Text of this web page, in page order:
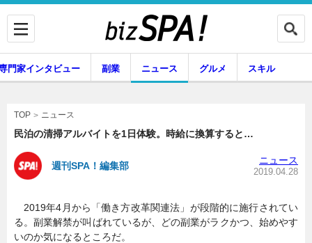
企業インタビュー 専門家インタビュー
副業 ニュース
門家インタビュー 副業 ニュース グルメ スキル
TOP ニュース
民泊の清掃アルバイトを1日体験。時給に換算すると…
週刊SPA！編集部 ニュース
2019.04.28
2019年4月から「働き方改革関連法」が段階的に施行されてい
る。副業解禁が叫ばれているが、どの副業がラクかつ、始めやす
いのか気になるところだ。